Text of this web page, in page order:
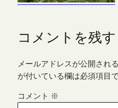
コメントを残す
メールアドレスが公開され
が付いている欄は必須項目
コメント ※